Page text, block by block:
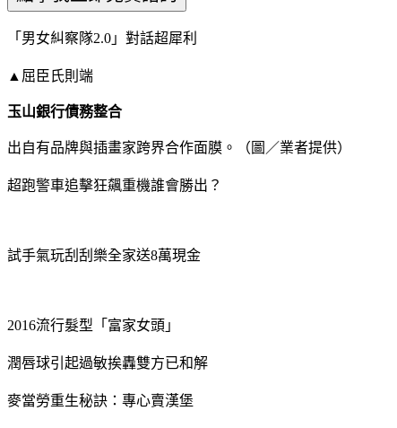
「男女糾察隊2.0」對話超犀利
▲屈臣氏則端
玉山銀行債務整合
出自有品牌與插畫家跨界合作面膜。（圖／業者提供）
超跑警車追擊狂飆重機誰會勝出？
試手氣玩刮刮樂全家送8萬現金
2016流行髮型「富家女頭」
潤唇球引起過敏挨轟雙方已和解
麥當勞重生秘訣：專心賣漢堡